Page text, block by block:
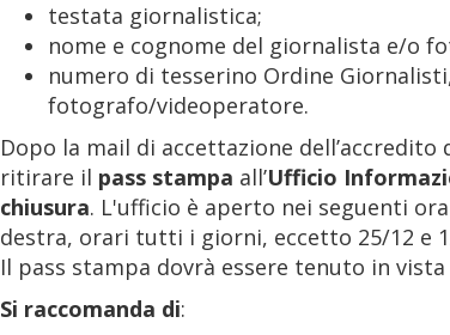
testata giornalistica;
nome e cognome del giornalista e/o
numero di tesserino Ordine
fotografo/videoperatore.
Dopo la mail di accettazione
ritirare il pass stampa all’Ufficio
chiusura. L'ufficio è aperto nei seguenti
destra, orari tutti i giorni, eccetto 25/12 e
Il pass stampa dovrà essere tenuto in
Si raccomanda di: